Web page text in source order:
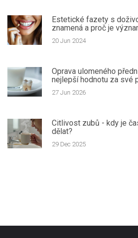
Estetické fazety s
znamená a proč je
20 Jun 2024
Oprava ulomeného
nejlepší hodnotu za své
27 Jun 2026
Citlivost zubů - kdy je
dělat?
29 Dec 2025